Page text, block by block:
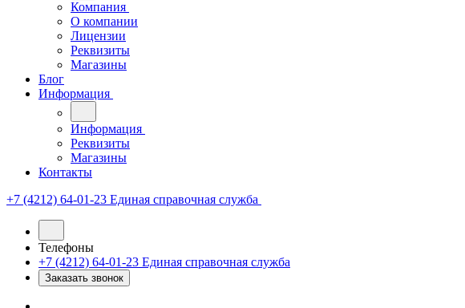
Компания
О компании
Лицензии
Реквизиты
Магазины
Блог
Информация
Информация
Реквизиты
Магазины
Контакты
+7 (4212) 64-01-23 Единая справочная служба
Телефоны
+7 (4212) 64-01-23 Единая справочная служба
Заказать звонок